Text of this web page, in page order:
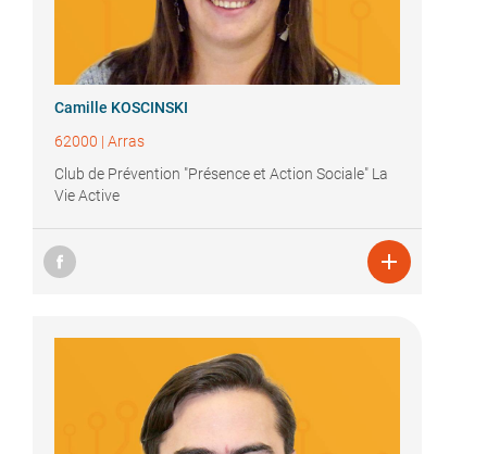
Camille KOSCINSKI
62000 | Arras
Club de Prévention "Présence et Action Sociale" La
Vie Active
